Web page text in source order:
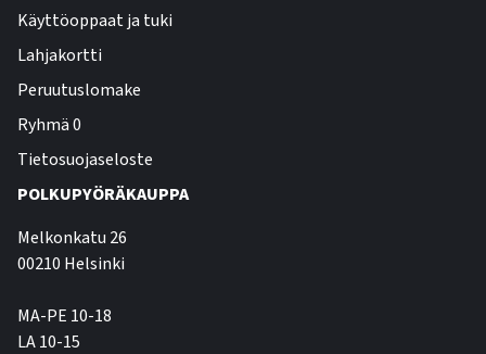
Käyttöoppaat ja tuki
Lahjakortti
Peruutuslomake
Ryhmä 0
Tietosuojaseloste
POLKUPYÖRÄKAUPPA
Melkonkatu 26
00210 Helsinki
MA-PE 10-18
LA 10-15